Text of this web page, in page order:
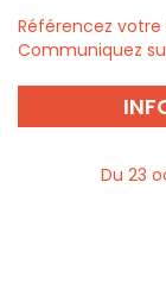
Référencez
Communiquez
Du 23